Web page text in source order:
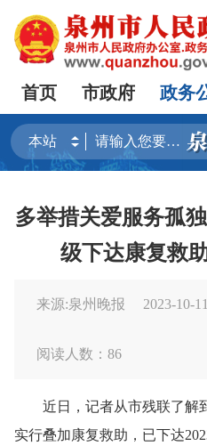
首页 市政府 政务
多举措关爱服务孤
级下达康复救
来源:泉州晚报 2023-10-
阅读人数： 86
近日，记者从市残联了解
实行叠加康复救助，已下达